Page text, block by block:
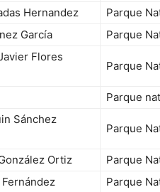
Hernandez
Parque
García Parque
Flores
Parque
Parque
Sánchez
Parque
Ortiz
Parque
Parque